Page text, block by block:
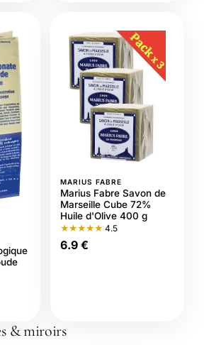
MARIUS FABRE
Marius Fabre Savon de
Marseille Cube 72%
Huile d'Olive 400 g
★★★★★ 4.5
6.9 €
& miroirs